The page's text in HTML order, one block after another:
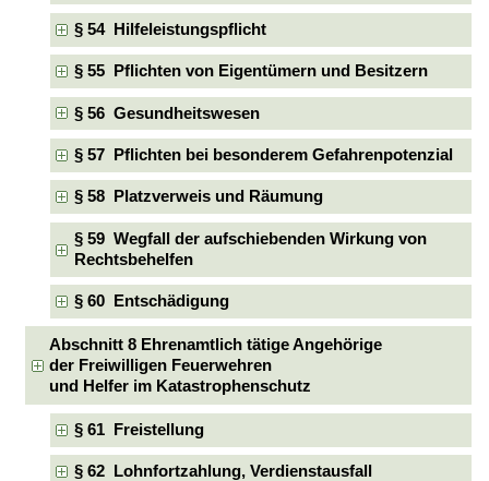
§ 54 Hilfeleistungspflicht
§ 55 Pflichten von Eigentümern und Besitzern
§ 56 Gesundheitswesen
§ 57 Pflichten bei besonderem Gefahrenpotenzial
§ 58 Platzverweis und Räumung
§ 59 Wegfall der aufschiebenden Wirkung von
Rechtsbehelfen
§ 60 Entschädigung
Abschnitt 8 Ehrenamtlich tätige Angehörige
der Freiwilligen Feuerwehren
und Helfer im Katastrophenschutz
§ 61 Freistellung
§ 62 Lohnfortzahlung, Verdienstausfall